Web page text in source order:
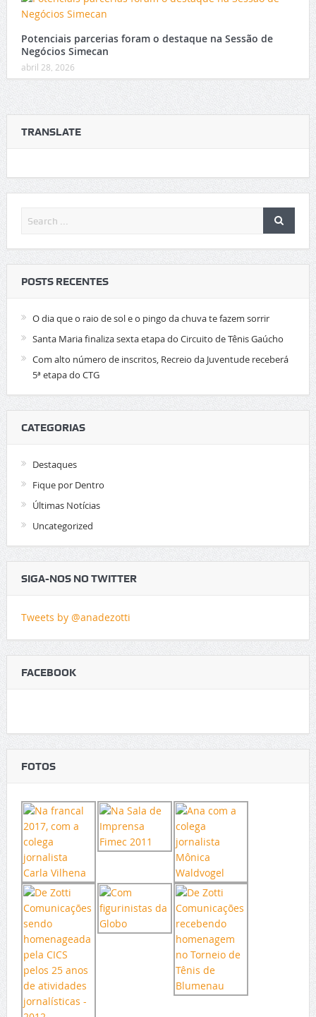
Potenciais parcerias foram o destaque na Sessão de
Negócios Simecan
abril 28, 2026
TRANSLATE
POSTS RECENTES
O dia que o raio de sol e o pingo da chuva te fazem sorrir
Santa Maria finaliza sexta etapa do Circuito de Tênis Gaúcho
Com alto número de inscritos, Recreio da Juventude receberá
5ª etapa do CTG
CATEGORIAS
Destaques
Fique por Dentro
Últimas Notícias
Uncategorized
SIGA-NOS NO TWITTER
Tweets by @anadezotti
FACEBOOK
FOTOS